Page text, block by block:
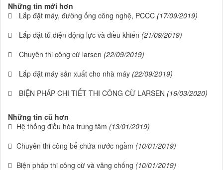
Những tin mới hơn
Lắp đặt máy, đường ống công nghệ, PCCC (17/09/2019)
Lắp đặt tủ điện động lực và điều khiển (21/09/2019)
Chuyên thi công cừ larsen (22/09/2019)
Lắp đặt máy sản xuất cho nhà máy (22/09/2019)
BIỆN PHÁP CHI TIẾT THI CÔNG CỪ LARSEN (16/03/2020)
Những tin cũ hơn
Hệ thống điều hòa trung tâm (13/01/2019)
Chuyên thi công bể chứa nước ngầm (10/01/2019)
Biện pháp thi công cừ và văng chống (10/01/2019)